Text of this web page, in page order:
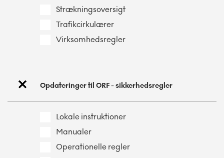
Strækningsoversigt
Trafikcirkulærer
Virksomhedsregler
Opdateringer til ORF - sikkerhedsregler
Lokale instruktioner
Manualer
Operationelle regler